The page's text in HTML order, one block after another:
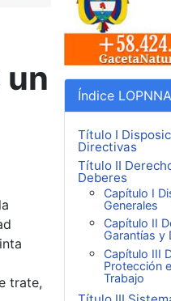
trate,
Índice
Título I
Directivas
Título II
Deberes
Capítulo I
Generales
Capítulo II
Garantías y
Capítulo III
Protección
Trabajo